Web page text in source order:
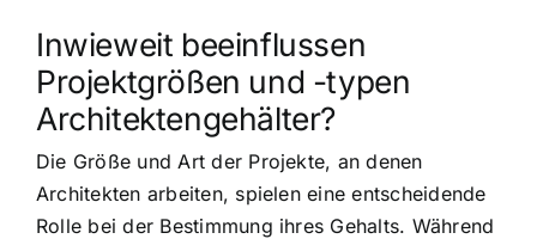
Inwieweit beeinflussen
Projektgrößen und -typen
Architektengehälter?
Die Größe und Art der Projekte, an denen
Architekten arbeiten, spielen eine entscheidende
Rolle bei der Bestimmung ihres Gehalts. Während